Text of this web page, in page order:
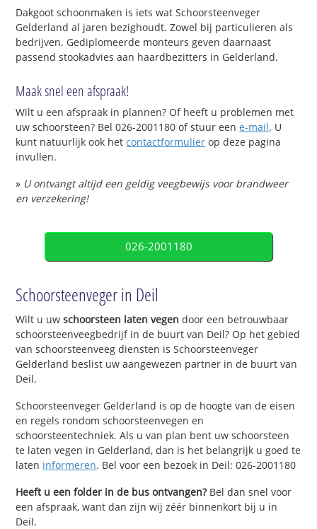
Dakgoot schoonmaken is iets wat Schoorsteenveger
Gelderland al jaren bezighoudt. Zowel bij particulieren als
bedrijven. Gediplomeerde monteurs geven daarnaast
passend stookadvies aan haardbezitters in Gelderland.
Maak snel een afspraak!
Wilt u een afspraak in plannen? Of heeft u problemen met
uw schoorsteen? Bel 026-2001180 of stuur eene-mail. U
kunt natuurlijk ook hetcontactformulier op deze pagina
invullen.
» U ontvangt altijd een geldig veegbewijs voor brandweer
en verzekering!
026-2001180
Schoorsteenveger in Deil
Wilt u uwschoorsteen laten vegen door een betrouwbaar
schoorsteenveegbedrijf in de buurt van Deil? Op het gebied
van schoorsteenveeg diensten is Schoorsteenveger
Gelderland beslist uw aangewezen partner in de buurt van
Deil.
Schoorsteenveger Gelderland is op de hoogte van de eisen
en regels rondom schoorsteenvegen en
schoorsteentechniek. Als u van plan bent uw schoorsteen
te laten vegen in Gelderland, dan is het belangrijk u goed te
laten informeren. Bel voor een bezoek in Deil: 026-2001180
Heeft u een folder in de bus ontvangen?Bel dan snel voor
een afspraak, want dan zijn wij zéér binnenkort bij u in
Deil.